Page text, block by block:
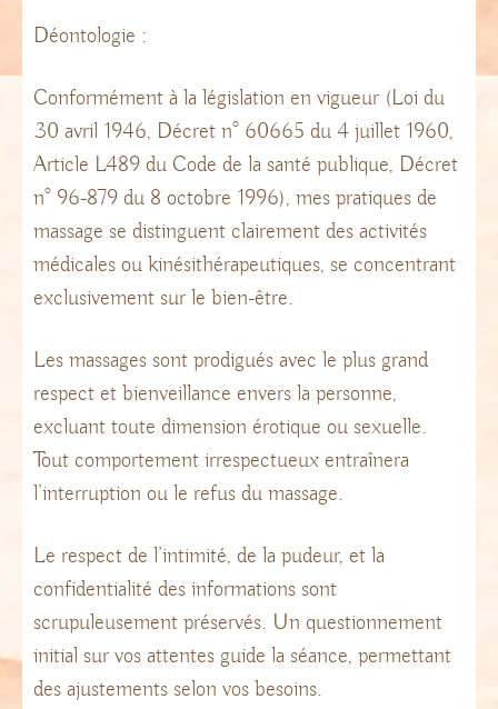
Déontologie :
Conformément à la législation en vigueur (Loi du
30 avril 1946, Décret n° 60665 du 4 juillet 1960,
Article L489 du Code de la santé publique, Décret
n° 96-879 du 8 octobre 1996), mes pratiques de
massage se distinguent clairement des activités
médicales ou kinésithérapeutiques, se concentrant
exclusivement sur le bien-être.
Les massages sont prodigués avec le plus grand
respect et bienveillance envers la personne,
excluant toute dimension érotique ou sexuelle.
Tout comportement irrespectueux entraînera
l’interruption ou le refus du massage.
Le respect de l’intimité, de la pudeur, et la
confidentialité des informations sont
scrupuleusement préservés. Un questionnement
initial sur vos attentes guide la séance, permettant
des ajustements selon vos besoins.